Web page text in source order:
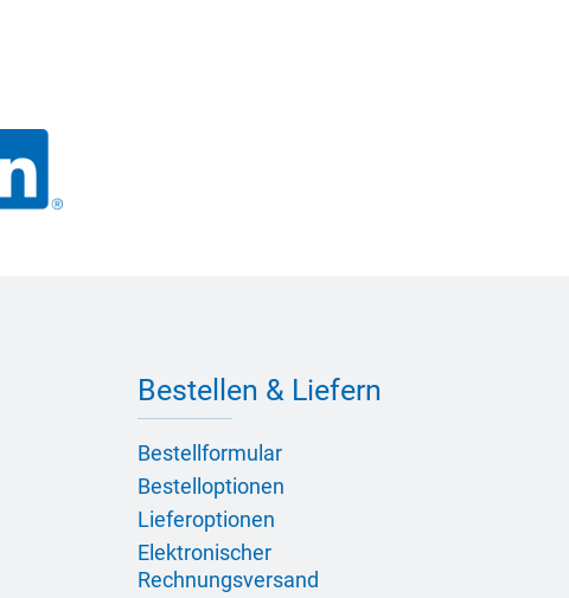
Bestellen & Liefern
Bestellformular
Bestelloptionen
Lieferoptionen
Elektronischer
Rechnungsversand